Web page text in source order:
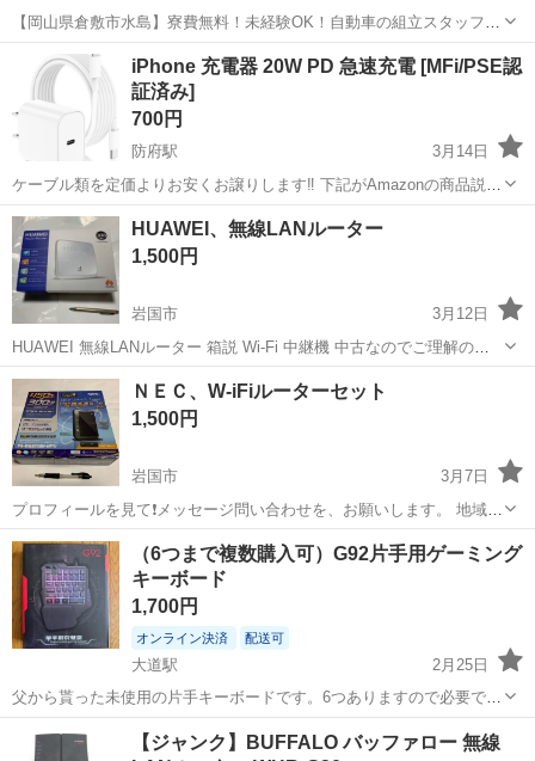
【岡山県倉敷市水島】寮費無料！未経験OK！自動車の組立スタッフ
《お仕事No.NS0089》 お仕事について 車の組立作業です。専用レール
に乗って流れてくる車の骨組みに、車内外の各部品・ハンドル・足回
り・ドア・シートなどの各...
倉敷市 その他
iPhone 充電器 20W PD 急速充電 [MFi/PSE認
証済み]
700円
防府駅
3月14日
ケーブル類を定価よりお安くお譲りします‼️ 下記がAmazonの商品説明
です！ USB-C充電器はPower Delivery3.0の充電技術を採用して、純正
の充電アダプター3倍早く急速充電できます。テスト済み：13 へ僅...
山口 防府市 周辺機器 充電器
HUAWEI、無線LANルーター
1,500円
岩国市
3月12日
HUAWEI 無線LANルーター 箱説 Wi-Fi 中継機 中古なのでご理解の上
ご購入お願いします。 プロフィールを見て❗️メッセージ問い合わせをお
願いします。 直接取引手渡し‼️ 郵送配送不可‼️
山口 岩国市 HUAWEI
ＮＥＣ、W-iFiルーターセット
1,500円
岩国市
3月7日
プロフィールを見て❗️メッセージ問い合わせを、お願いします。 地域未
登録の方、地域をメッセージお願いします❗️ 地域が、わからない方に
は、返信いたしません❗️ 直接取引手渡し‼️（山口県岩国市内） 郵送配送
不可‼️ ...
山口 岩国市 周辺機器 NEC
（6つまで複数購入可）G92片手用ゲーミング
キーボード
1,700円
オンライン決済 配送可
大道駅
2月25日
父から貰った未使用の片手キーボードです。6つありますので必要であ
れば複数購入していただくことも可能です。 定価はアマゾンで2,790
円でしたので、1000円ほどお安くさせて頂いて1つ1,700円になりま
山口 防府市 周辺機器 ゲーミングキーボード
【ジャンク】BUFFALO バッファロー 無線